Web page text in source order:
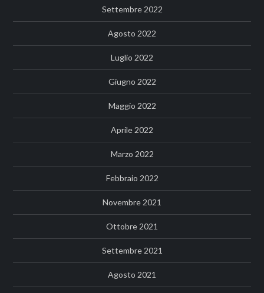
Settembre 2022
Agosto 2022
Luglio 2022
Giugno 2022
Maggio 2022
Aprile 2022
Marzo 2022
Febbraio 2022
Novembre 2021
Ottobre 2021
Settembre 2021
Agosto 2021